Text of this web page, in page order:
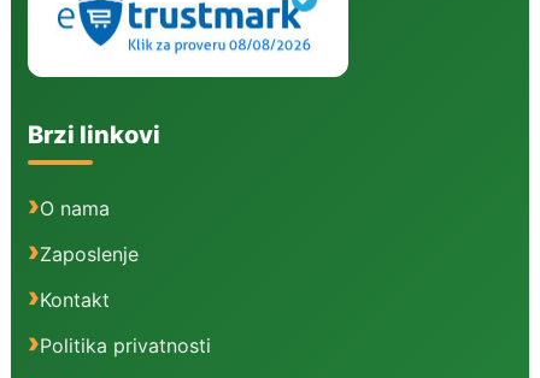
Brzi linkovi
O nama
Zaposlenje
Kontakt
Politika privatnosti